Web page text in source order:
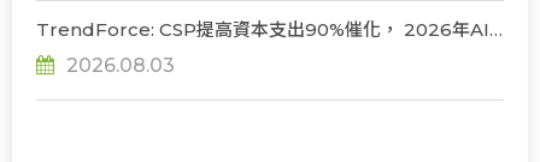
TrendForce: CSP提高資本支出90%催化， 2026年AI
server出貨年增上看31%
2026.08.03